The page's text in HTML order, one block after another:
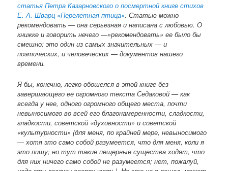
статья Петра Казарновского о посмертной книге стихов
Е. А. Шварц «Перелетная птица». Статью можно
рекомендовать — она серьезная и написана с любовью. О
книжке и говорить нечего —»рекомендовать» ее было бы
смешно: это один из самых значительных — и
поэтических, и человеческих — документов нашего
времени.
Я бы, конечно, легко обошелся в этой книге без
завершающего ее огромного текста Седаковой — как
всегда у нее, одного огромного общего места, почти
невыносимого во всей его благонамеренности, сладкости,
гладкости, советской «духовности» и советской
«культурности» (для меня, по крайней мере, невыносимого
— хотя это само собой разумеется, что для меня, коли я
это пишу; но тут такие пещерные существа ходят, что
для них ничего само собой не разумеется; нет, пожалуй,